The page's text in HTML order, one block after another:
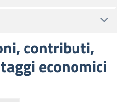
contributi,
economici